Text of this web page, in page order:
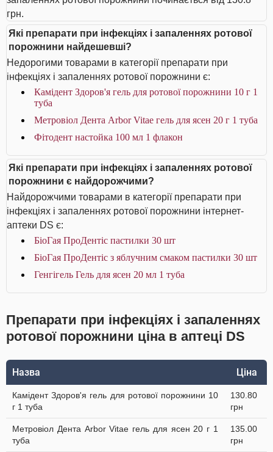
грн.
Які препарати при інфекціях і запаленнях ротової
порожнини найдешевші?
Недорогими товарами в категорії препарати при
інфекціях і запаленнях ротової порожнини є:
Камідент Здоров'я гель для ротової порожнини 10 г 1
туба
Метровіол Дента Arbor Vitae гель для ясен 20 г 1 туба
Фітодент настойка 100 мл 1 флакон
Які препарати при інфекціях і запаленнях ротової
порожнини є найдорожчими?
Найдорожчими товарами в категорії препарати при
інфекціях і запаленнях ротової порожнини інтернет-
аптеки DS є:
БіоГая ПроДентіс пастилки 30 шт
БіоГая ПроДентіс з яблучним смаком пастилки 30 шт
Генгігель Гель для ясен 20 мл 1 туба
Препарати при інфекціях і запаленнях
ротової порожнини ціна в аптеці DS
Назва Ціна
Камідент Здоров'я гель для ротової порожнини 10
г 1 туба
130.80
грн
Метровіол Дента Arbor Vitae гель для ясен 20 г 1
туба
135.00
грн